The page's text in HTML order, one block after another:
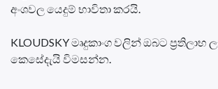
අංශවල යෙදුම් භාවිතා කරයි.
KLOUDSKY මෘදුකාංග වලින් ඔබට
කෙසේදැයි විමසන්න.